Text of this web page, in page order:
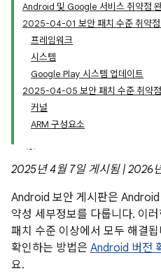
Android 및 Google 서비스 취약점
2025-04-01 보안 패치 수준 취약점
프레임워크
시스템
Google Play 시스템 업데이트
2025-04-05 보안 패치 수준 취약
커널
ARM 구성요소
2025년 4월 7일 게시됨 | 2026
Android 보안 게시판은
약성 세부정보를 다룹니다. 이
패치 수준 이상에서 모두 해결
확인하는 방법은 Android 버전
요.